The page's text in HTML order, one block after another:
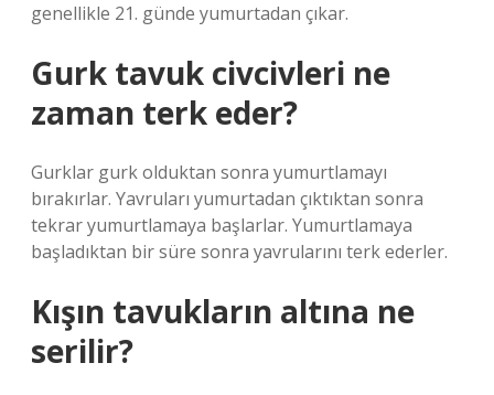
genellikle 21. günde yumurtadan çıkar.
Gurk tavuk civcivleri ne
zaman terk eder?
Gurklar gurk olduktan sonra yumurtlamayı
bırakırlar. Yavruları yumurtadan çıktıktan sonra
tekrar yumurtlamaya başlarlar. Yumurtlamaya
başladıktan bir süre sonra yavrularını terk ederler.
Kışın tavukların altına ne
serilir?